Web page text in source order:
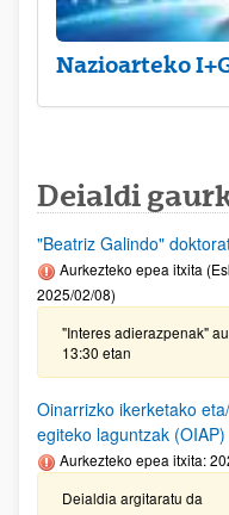
Nazioarteko
Deialdi
"Beatriz Galindo"
Aurkezteko epea itxita
2025/02/08)
"Interes adierazpenak"
13:30 etan
Oinarrizko ikerketako
egiteko laguntzak
Aurkezteko epea itxita:
Deialdia argitaratu da